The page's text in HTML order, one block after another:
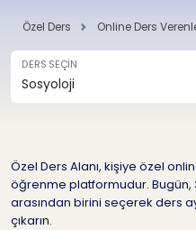
Özel Ders Online Ders
DERS SEÇİN
Özel Ders Alanı, kişiye özel
öğrenme platformudur.
arasından birini seçerek ders
çıkarın.